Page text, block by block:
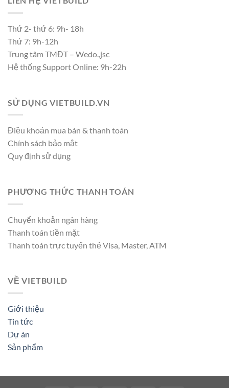
Thứ 2- thứ 6: 9h- 18h
Thứ 7: 9h-12h
Trung tâm TMĐT – Wedo.,jsc
Hệ thống Support Online: 9h-22h
SỬ DỤNG VIETBUILD.VN
Điều khoản mua bán & thanh toán
Chính sách bảo mật
Quy định sử dụng
PHƯƠNG THỨC THANH TOÁN
Chuyển khoản ngân hàng
Thanh toán tiền mặt
Thanh toán trực tuyến thẻ Visa, Master, ATM
VỀ VIETBUILD
Giới thiệu
Tin tức
Dự án
Sản phẩm